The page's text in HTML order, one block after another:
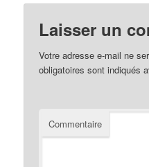
Laisser un
Votre adresse e-mail ne
obligatoires sont indiqués
Commentaire